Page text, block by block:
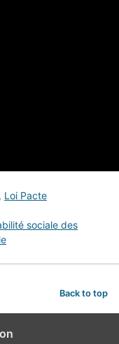
, Loi Pacte
sociale des
Back to top